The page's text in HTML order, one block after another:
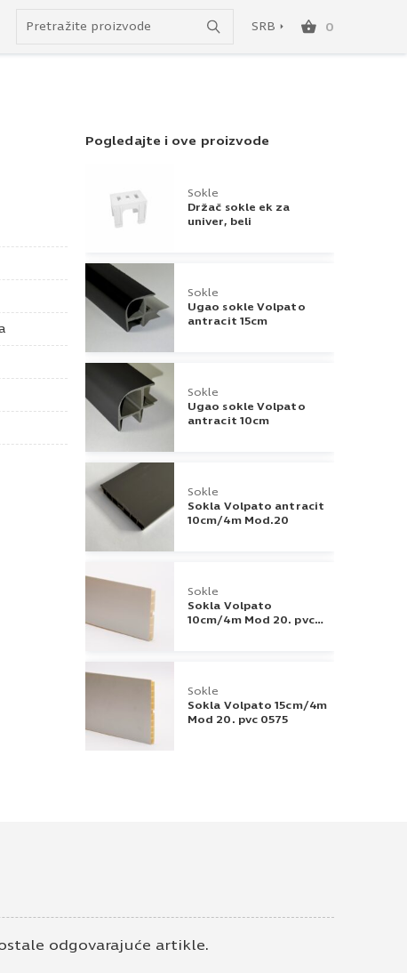
SRB 0
Pogledajte i ove proizvode
Sokle
Držač sokle ek za
univer, beli
Sokle
Ugao sokle Volpato
antracit 15cm
Sokle
Ugao sokle Volpato
antracit 10cm
Sokle
Sokla Volpato antracit
10cm/4m Mod.20
Sokle
Sokla Volpato
10cm/4m Mod 20. pvc
Sokle
Sokla Volpato 15cm/4m
Mod 20. pvc 0575
fleksibilni crni 10cm
odgovarajuće artikle.